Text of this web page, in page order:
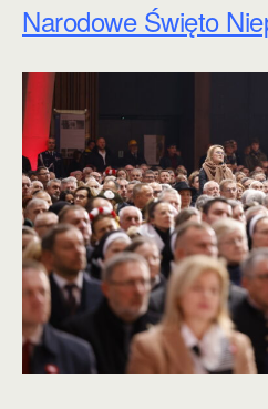
Narodowe Święto